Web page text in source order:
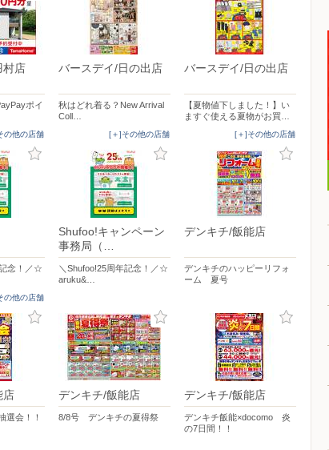
村店
ポイ
の他の店舗
バースデイ/日の出店
秋はどれ着る？New Arrival
Coll…
[＋]その他の店舗
バースデイ/日の出店
【夏物値下しました！】い
ますぐ使える夏物がお買…
[＋]その他の店舗
念！／☆
の他の店舗
Shufoo!キャンペーン
事務局（…
＼Shufoo!25周年記念！／☆
aruku&…
デンキチ/飯能店
デンキチのハッピーリフォ
ーム 夏号
店
会！！
デンキチ/飯能店
8/8号 デンキチの夏得祭
デンキチ/飯能店
デンキチ飯能×docomo 炎
の7日間！！